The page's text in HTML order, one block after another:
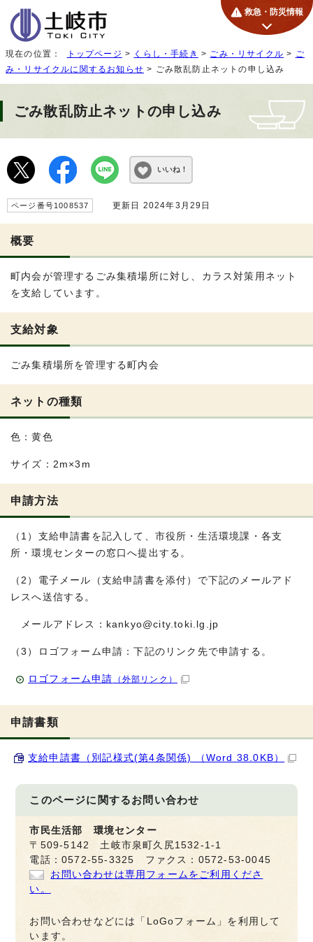
救急・防災情報
現在の位置： トップページ > くらし・手続き > ごみ・リサイクル > ご
み・リサイクルに関するお知らせ > ごみ散乱防止ネットの申し込み
ごみ散乱防止ネットの申し込み
いいね！
ページ番号1008537 更新日 2024年3月29日
概要
町内会が管理するごみ集積場所に対し、カラス対策用ネット
を支給しています。
支給対象
ごみ集積場所を管理する町内会
ネットの種類
色：黄色
サイズ：2m×3m
申請方法
（1）支給申請書を記入して、市役所・生活環境課・各支
所・環境センターの窓口へ提出する。
（2）電子メール（支給申請書を添付）で下記のメールアド
レスへ送信する。
メールアドレス：kankyo@city.toki.lg.jp
（3）ロゴフォーム申請：下記のリンク先で申請する。
ロゴフォーム申請 （外部リンク）
申請書類
支給申請書（別記様式(第4条関係) （Word 38.0KB）
このページに関するお問い合わせ
市民生活部 環境センター
〒509-5142 土岐市泉町久尻1532-1-1
電話：0572-55-3325 ファクス：0572-53-0045
お問い合わせは専用フォームをご利用くださ
い。
お問い合わせなどには「LoGoフォーム」を利用して
います。